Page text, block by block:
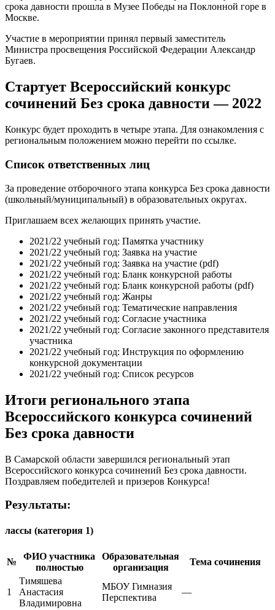
срока давности прошла в Музее Победы на Поклонной горе в
Москве.
Участие в мероприятии принял первый заместитель
Министра просвещения Российской Федерации Александр
Бугаев.
Стартует Всероссийский конкурс
сочинений Без срока давности — 2022
Конкурс будет проходить в четыре этапа. Для ознакомления с
региональным положением можно перейти по ссылке.
Список ответственных лиц
За проведение отборочного этапа конкурса Без срока давности
(школьный/муниципальный) в образовательных округах.
Приглашаем всех желающих принять участие.
2021/22 учебный год: Памятка участнику
2021/22 учебный год: Заявка на участие
2021/22 учебный год: Заявка на участие (pdf)
2021/22 учебный год: Бланк конкурсной работы
2021/22 учебный год: Бланк конкурсной работы (pdf)
2021/22 учебный год: Жанры
2021/22 учебный год: Тематические направления
2021/22 учебный год: Согласие участника
2021/22 учебный год: Согласие законного представителя
участника
2021/22 учебный год: Инструкция по оформлению
конкурсной документации
2021/22 учебный год: Список ресурсов
Итоги регионального этапа
Всероссийского конкурса сочинений
Без срока давности
В Самарской области завершился региональный этап
Всероссийского конкурса сочинений Без срока давности.
Поздравляем победителей и призеров Конкурса!
Результаты:
лассы (категория 1)
№
ФИО участника
полностью
Образовательная
организация
Тема сочинения
1
Тимяшева
Анастасия
Владимировна
МБОУ Гимназия
Перспектива
—